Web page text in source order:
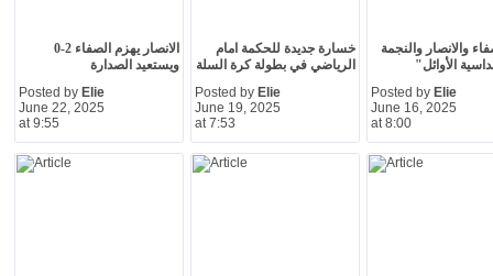
الانصار يهزم الصفاء 2-0
ويستعيد الصدارة
Posted by Elie
June 22, 2025
at 9:55
خسارة جديدة للحكمة امام
الرياضي في بطولة كرة السلة
Posted by Elie
June 19, 2025
at 7:53
والانصار والنجمة
الأوائل"
Posted by Elie
June 16, 2025
at 8:00